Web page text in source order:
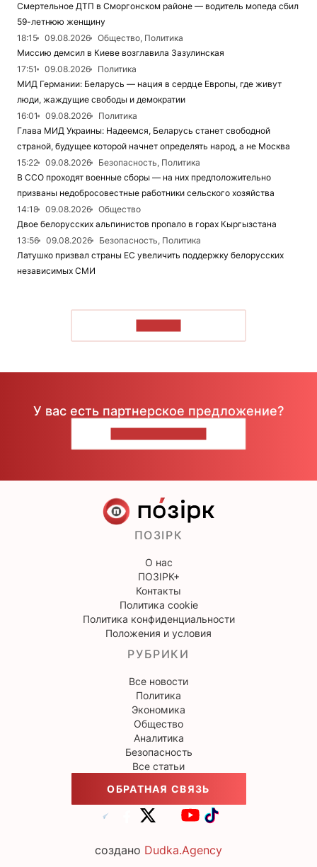
Смертельное ДТП в Сморгонском районе — водитель мопеда сбил
59-летнюю женщину
18:15
09.08.2026
Общество, Политика
Миссию демсил в Киеве возглавила Зазулинская
17:51
09.08.2026
Политика
МИД Германии: Беларусь — нация в сердце Европы, где живут
люди, жаждущие свободы и демократии
16:01
09.08.2026
Политика
Глава МИД Украины: Надеемся, Беларусь станет свободной
страной, будущее которой начнет определять народ, а не Москва
15:22
09.08.2026
Безопасность, Политика
В ССО проходят военные сборы — на них предположительно
призваны недобросовестные работники сельского хозяйства
14:18
09.08.2026
Общество
Двое белорусских альпинистов пропало в горах Кыргызстана
13:56
09.08.2026
Безопасность, Политика
Латушко призвал страны ЕС увеличить поддержку белорусских
независимых СМИ
У вас есть партнерское предложение?
ПОЗІРК
О нас
ПОЗІРК+
Контакты
Политика cookie
Политика конфиденциальности
Положения и условия
РУБРИКИ
Все новости
Политика
Экономика
Общество
Аналитика
Безопасность
Все статьи
ОБРАТНАЯ СВЯЗЬ
создано Dudka.Agency